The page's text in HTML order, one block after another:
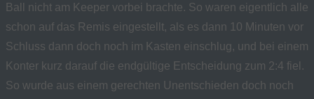
Ball nicht am Keeper vorbei brachte. So waren eigentlich alle
schon auf das Remis eingestellt, als es dann 10 Minuten vor
Schluss dann doch noch im Kasten einschlug, und bei einem
Konter kurz darauf die endgültige Entscheidung zum 2:4 fiel.
So wurde aus einem gerechten Unentschieden doch noch